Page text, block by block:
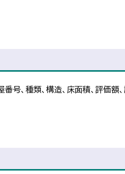
番号、種類、構造、床面積、評価額